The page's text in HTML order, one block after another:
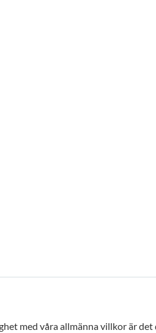
med våra allmänna villkor är det